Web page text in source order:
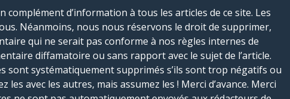
d’information à tous les articles de ce site. Les
Néanmoins, nous nous réservons le droit de supprimer,
qui ne serait pas conforme à nos règles internes de
diffamatoire ou sans rapport avec le sujet de l’article.
sont systématiquement supprimés s’ils sont trop négatifs ou
avec les autres, mais assumez les ! Merci d’avance. Merci